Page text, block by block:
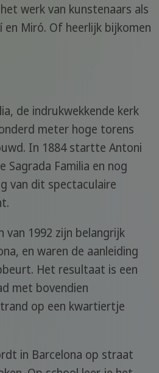
werk van kunstenaars als
en Miró. Of heerlijk bijkomen
de indrukwekkende kerk
meter hoge torens
In 1884 startte Antoni
Sagrada Familia en nog
van dit spectaculaire
van 1992 zijn belangrijk
en waren de aanleiding
Het resultaat is een
met bovendien
op een kwartiertje
in Barcelona op straat